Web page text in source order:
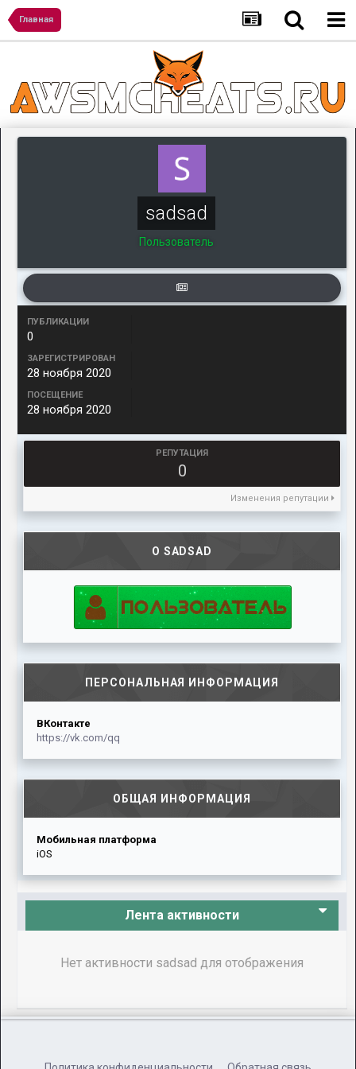
Главная
sadsad
Пользователь
ПУБЛИКАЦИИ
0
ЗАРЕГИСТРИРОВАН
28 ноября 2020
ПОСЕЩЕНИЕ
28 ноября 2020
РЕПУТАЦИЯ
0
Изменения репутации
О SADSAD
ПЕРСОНАЛЬНАЯ ИНФОРМАЦИЯ
ВКонтакте
https://vk.com/qq
ОБЩАЯ ИНФОРМАЦИЯ
Мобильная платформа
iOS
Лента активности
Нет активности sadsad для отображения